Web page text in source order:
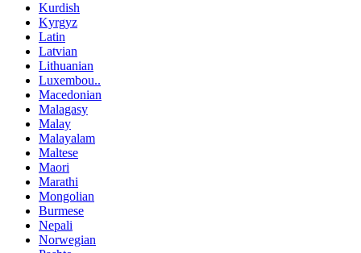
Kurdish
Kyrgyz
Latin
Latvian
Lithuanian
Luxembou..
Macedonian
Malagasy
Malay
Malayalam
Maltese
Maori
Marathi
Mongolian
Burmese
Nepali
Norwegian